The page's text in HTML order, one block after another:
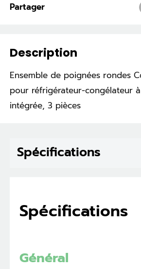
Partager
Description
Ensemble de poignées rondes
pour réfrigérateur-congélateur
intégrée, 3 pièces
Spécifications
Spécifications
Général